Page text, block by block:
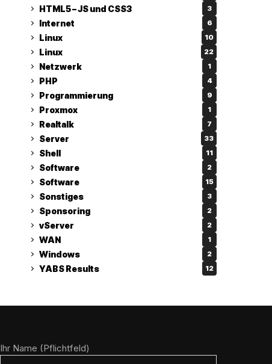
HTML5 – JS und CSS3 3
Internet 6
Linux 10
Linux 22
Netzwerk 1
PHP 4
Programmierung 9
Proxmox 1
Realtalk 7
Server 33
Shell 11
Software 2
Software 15
Sonstiges 3
Sponsoring 2
vServer 2
WAN 1
Windows 2
YABS Results 12
Ihr Name (Pflichtfeld)